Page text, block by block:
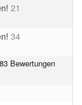
5
Sternen!
21
5
5
Sternen!
34